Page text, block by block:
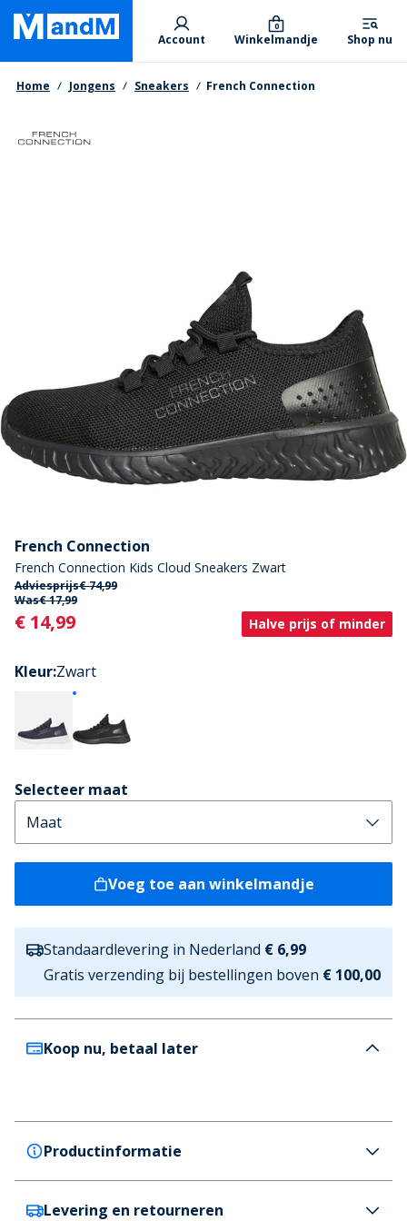
Skip
main
content
Primary departments
Account Winkelmandje
0
Shop nu
Kruimelpad
Home Jongens Sneakers French Connection
French Connection
French Connection Kids Cloud Sneakers Zwart
Adviesprijs€ 74,99
Was€ 17,99
Current
€ 14,99 Halve prijs of minder
Kleur:Zwart
Selecteer maat
Voeg toe aan winkelmandje
Standaardlevering in Nederland € 6,99
Gratis verzending bij bestellingen boven € 100,00
Koop nu, betaal later
Productinformatie
French Connection
Levering en retourneren